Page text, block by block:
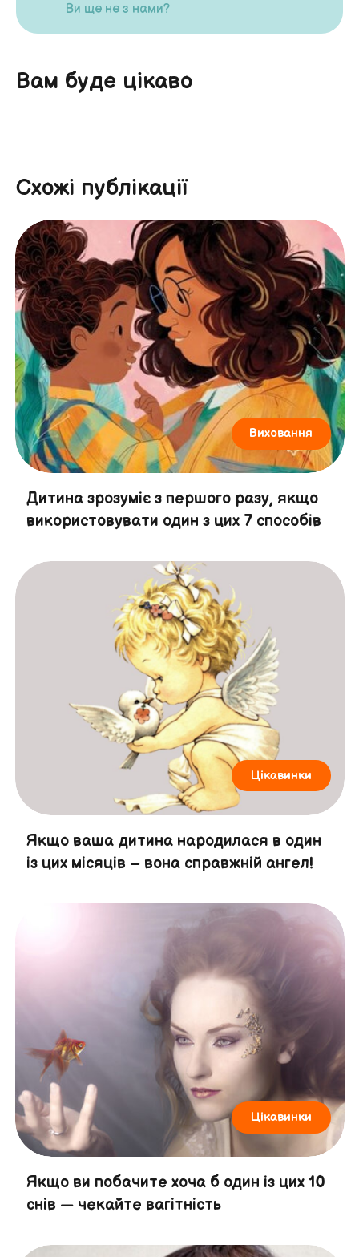
Ви ще не з нами?
Вам буде цікаво
Схожі публікації
Виховання
Дитина зрозуміє з першого разу, якщо
використовувати один з цих 7 способів
Цікавинки
Якщо ваша дитина народилася в один
із цих місяців – вона справжній ангел!
Цікавинки
Якщо ви побачите хоча б один із цих 10
снів — чекайте вагітність